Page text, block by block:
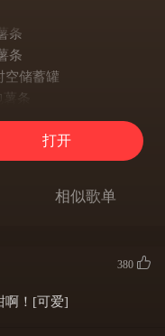
条
条
空储蓄罐
条
点
远
打开
相似歌单
380
啊！[可爱]